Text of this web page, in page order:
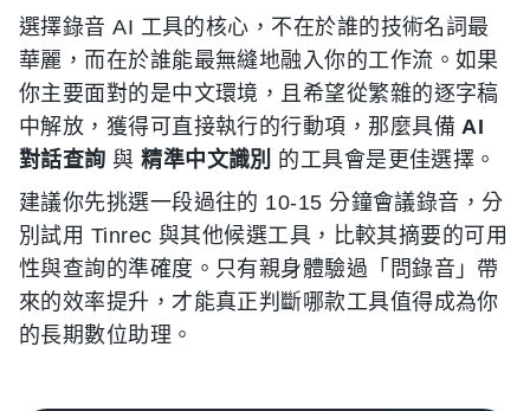
選擇錄音 AI 工具的核心，不在於誰的技術名詞最
華麗，而在於誰能最無縫地融入你的工作流。如果
你主要面對的是中文環境，且希望從繁雜的逐字稿
中解放，獲得可直接執行的行動項，那麼具備AI
對話查詢 與精準中文識別
的工具會是更佳選擇。
建議你先挑選一段過往的 10-15 分鐘會議錄音，分
別試用 Tinrec 與其他候選工具，比較其摘要的可用
性與查詢的準確度。只有親身體驗過「問錄音」帶
來的效率提升，才能真正判斷哪款工具值得成為你
的長期數位助理。